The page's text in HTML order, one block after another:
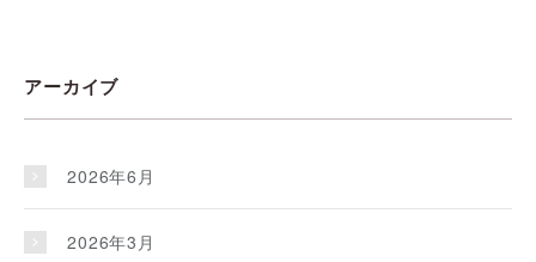
アーカイブ
2026年6月
2026年3月